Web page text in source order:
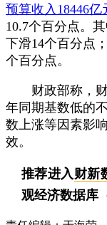
预算收入18446亿
10.7个百分点。其
下滑14个百分点
个百分点。
财政部称，财
年同期基数低的
数上涨等因素影
效。
推荐进入 财新
观经济数据库